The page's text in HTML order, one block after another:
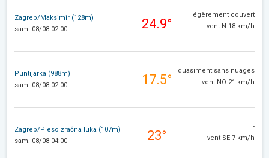
Zagreb/Maksimir (128m)
sam. 08/08 02:00
24.9°
légèrement couvert
vent N 18 km/h
Puntijarka (988m)
sam. 08/08 02:00
17.5°
quasiment sans nuages
vent NO 21 km/h
Zagreb/Pleso zračna luka (107m)
sam. 08/08 04:00
23°
-
vent SE 7 km/h